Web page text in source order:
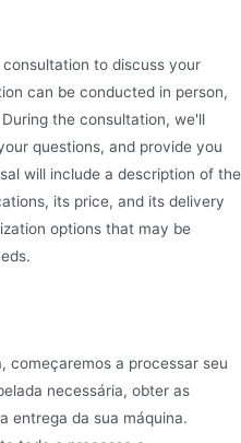
to discuss your
can be conducted in person,
the consultation, we'll
questions, and provide you
will include a description of the
its price, and its delivery
options that may be
começaremos a processar seu
necessária, obter as
entrega da sua máquina.